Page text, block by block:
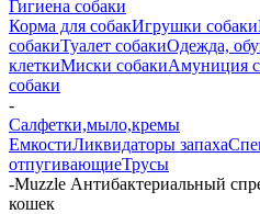
Гигиена собаки
Корма для собакИгрушки собаки
собакиТуалет собакиОдежда,
клеткиМиски собакиАмуниция
собаки
-
Салфетки,мыло,кремы
ЕмкостиЛиквидаторы запаха
отпугивающиеТрусы
-Muzzle Антибактериальный
кошек